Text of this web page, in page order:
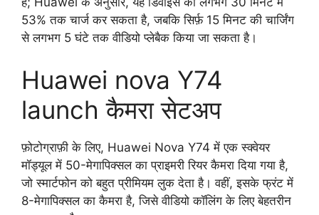
53% तक चार्ज कर सकता है, जबकि सिर्फ़ 15 मिनट की चार्जिंग
से लगभग 5 घंटे तक वीडियो प्लेबैक किया जा सकता है।
Huawei nova Y74
launch कैमरा सेटअप
फ़ोटोग्राफ़ी के लिए, Huawei Nova Y74 में एक स्क्वेयर
मॉड्यूल में 50-मेगापिक्सल का प्राइमरी रियर कैमरा दिया गया है,
जो स्मार्टफोन को बहुत प्रीमियम लुक देता है। वहीं, इसके फ्रंट में
8-मेगापिक्सल का कैमरा है, जिसे वीडियो कॉलिंग के लिए बेहतरीन